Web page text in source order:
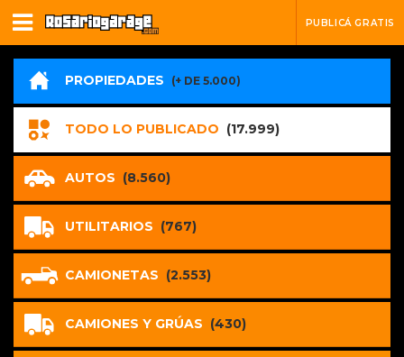
PUBLICÁ GRATIS
PROPIEDADES (+ DE 5.000)
TODO LO PUBLICADO (17.999)
AUTOS (8.560)
UTILITARIOS (767)
CAMIONETAS (2.553)
CAMIONES Y GRÚAS (430)